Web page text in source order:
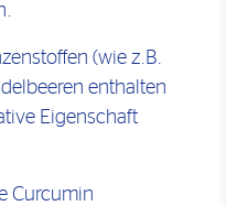
(wie z.B.
enthalten
Eigenschaft
Curcumin